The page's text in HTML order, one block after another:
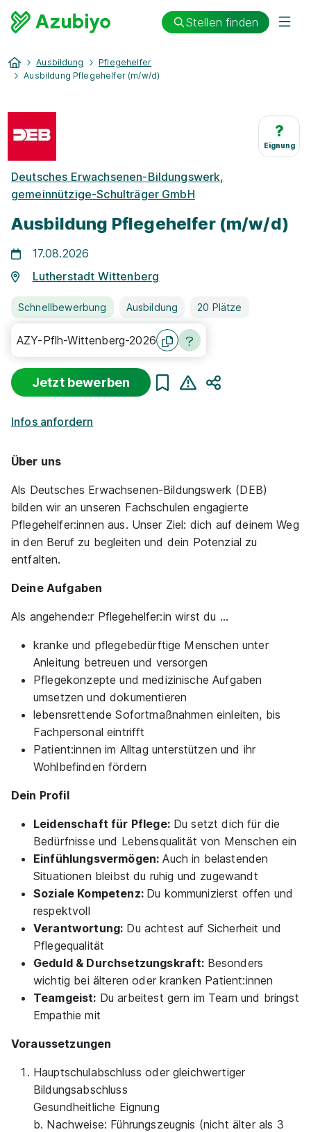
Stellen finden
Ausbildung
Pflegehelfer
Ausbildung Pflegehelfer (m/w/d)
?
Eignung
Deutsches Erwachsenen-Bildungswerk,
gemeinnützige-Schulträger GmbH
Ausbildung Pflegehelfer (m/w/d)
17.08.2026
Lutherstadt Wittenberg
Schnellbewerbung Ausbildung 20 Plätze
AZY-Pflh-Wittenberg-2026
Jetzt bewerben
Infos anfordern
Über uns
Als Deutsches Erwachsenen-Bildungswerk (DEB)
bilden wir an unseren Fachschulen engagierte
Pflegehelfer:innen aus. Unser Ziel: dich auf deinem Weg
in den Beruf zu begleiten und dein Potenzial zu
entfalten.
Deine Aufgaben
Als angehende:r Pflegehelfer:in wirst du ...
kranke und pflegebedürftige Menschen unter
Anleitung betreuen und versorgen
Pflegekonzepte und medizinische Aufgaben
umsetzen und dokumentieren
lebensrettende Sofortmaßnahmen einleiten, bis
Fachpersonal eintrifft
Patient:innen im Alltag unterstützen und ihr
Wohlbefinden fördern
Dein Profil
Leidenschaft für Pflege:Du setzt dich für die
Bedürfnisse und Lebensqualität von Menschen ein
Einfühlungsvermögen: Auch in belastenden
Situationen bleibst du ruhig und zugewandt
Soziale Kompetenz: Du kommunizierst offen und
respektvoll
Verantwortung: Du achtest auf Sicherheit und
Pflegequalität
Geduld & Durchsetzungskraft: Besonders
wichtig bei älteren oder kranken Patient:innen
Teamgeist: Du arbeitest gern im Team und bringst
Empathie mit
Voraussetzungen
Hauptschulabschluss oder gleichwertiger
Bildungsabschluss
Gesundheitliche Eignung
b. Nachweise: Führungszeugnis (nicht älter als 3